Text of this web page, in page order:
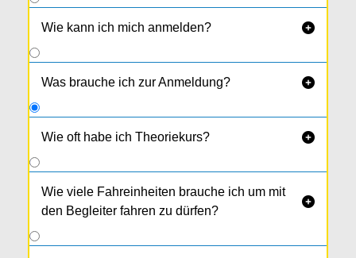
Wie kann ich mich anmelden? 
Was brauche ich zur Anmeldung? 
Wie oft habe ich Theoriekurs? 
Es sind 9 Abende von 18 bis 21 Uhr (= 9
Module).
Wie viele Fahreinheiten brauche ich um mit
den Begleiter fahren zu dürfen?
